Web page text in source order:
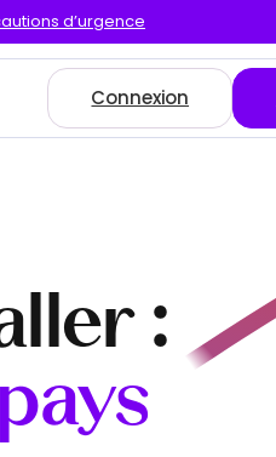
d’urgence
Connexion
: